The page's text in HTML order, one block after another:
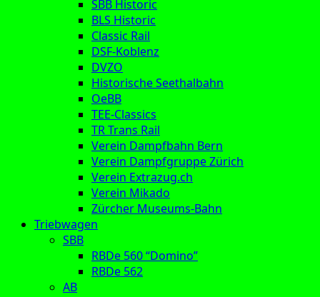
SBB Historic
BLS Historic
Classic Rail
DSF-Koblenz
DVZO
Historische Seethalbahn
OeBB
TEE-Classics
TR Trans Rail
Verein Dampfbahn Bern
Verein Dampfgruppe Zürich
Verein Extrazug.ch
Verein Mikado
Zürcher Museums-Bahn
Triebwagen
SBB
RBDe 560 “Domino”
RBDe 562
AB